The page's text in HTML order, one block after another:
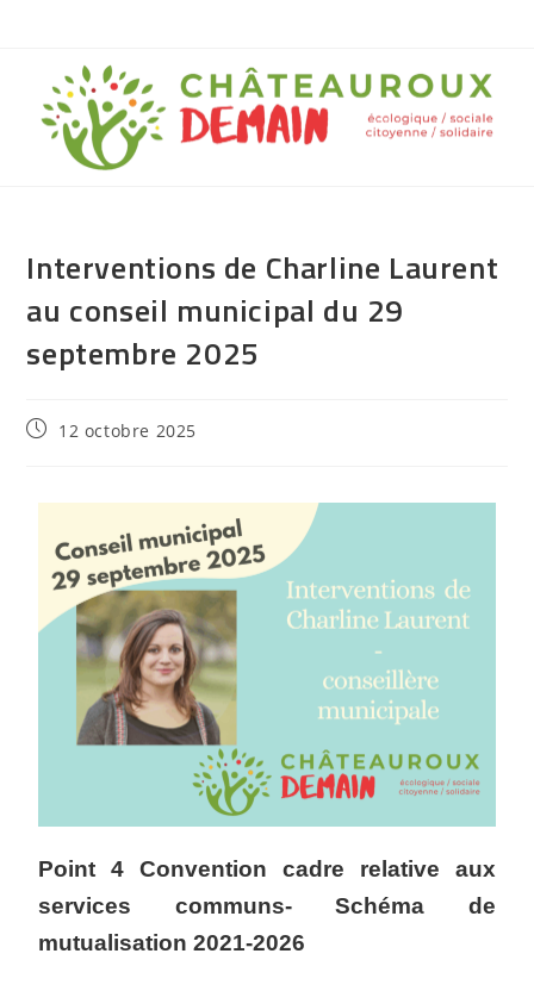
Interventions de Charline Laurent
au conseil municipal du 29
septembre 2025
12 octobre 2025
Point 4 Convention cadre relative aux
services communs- Schéma de
mutualisation 2021-2026